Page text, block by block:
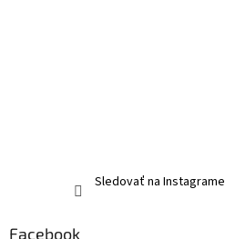
Sledovať na Instagrame
Facebook